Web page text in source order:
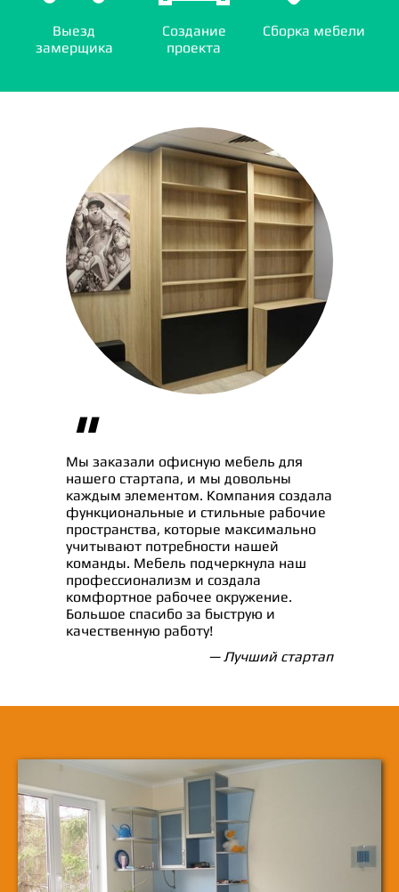
Выезд
замерщика
Создание
проекта
Сборка мебели
"
Мы заказали офисную мебель для
нашего стартапа, и мы довольны
каждым элементом. Компания создала
функциональные и стильные рабочие
пространства, которые максимально
учитывают потребности нашей
команды. Мебель подчеркнула наш
профессионализм и создала
комфортное рабочее окружение.
Большое спасибо за быструю и
качественную работу!
— Лучший стартап